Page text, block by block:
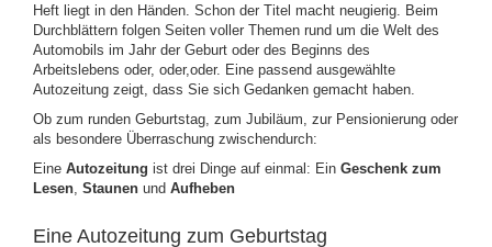
Heft liegt in den Händen. Schon der Titel macht neugierig. Beim
Durchblättern folgen Seiten voller Themen rund um die Welt des
Automobils im Jahr der Geburt oder des Beginns des
Arbeitslebens oder, oder,oder. Eine passend ausgewählte
Autozeitung zeigt, dass Sie sich Gedanken gemacht haben.
Ob zum runden Geburtstag, zum Jubiläum, zur Pensionierung oder
als besondere Überraschung zwischendurch:
Eine Autozeitung ist drei Dinge auf einmal: Ein Geschenk zum
Lesen Staunen und Aufheben
Eine Autozeitung zum Geburtstag